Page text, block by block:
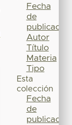
Fecha
de
publicación
Autor
Título
Materia
Tipo
Esta
colección
Fecha
de
publicación